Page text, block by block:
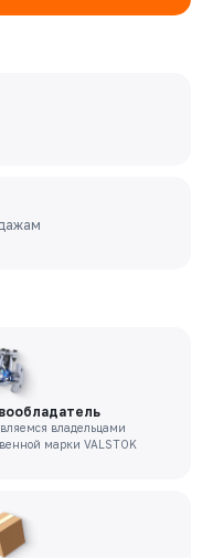
владельцами
марки VALSTOK